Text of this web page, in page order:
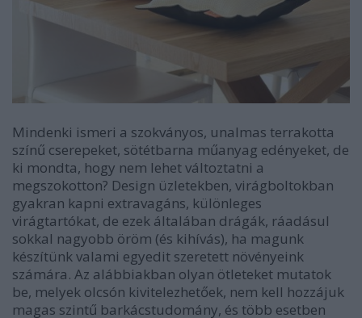
Mindenki ismeri a szokványos, unalmas terrakotta
színű cserepeket, sötétbarna műanyag edényeket, de
ki mondta, hogy nem lehet változtatni a
megszokotton? Design üzletekben, virágboltokban
gyakran kapni extravagáns, különleges
virágtartókat, de ezek általában drágák, ráadásul
sokkal nagyobb öröm (és kihívás), ha magunk
készítünk valami egyedit szeretett növényeink
számára. Az alábbiakban olyan ötleteket mutatok
be, melyek olcsón kivitelezhetőek, nem kell hozzájuk
magas szintű barkácstudomány, és több esetben